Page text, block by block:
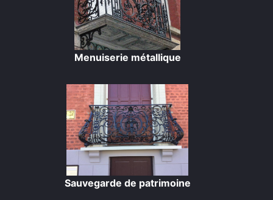
Menuiserie métallique
Sauvegarde de patrimoine